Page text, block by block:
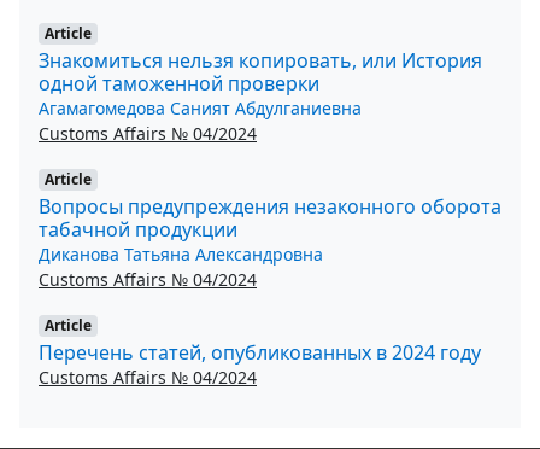
Article
Знакомиться нельзя копировать, или История
одной таможенной проверки
Агамагомедова Саният Абдулганиевна
Customs Affairs № 04/2024
Article
Вопросы предупреждения незаконного оборота
табачной продукции
Диканова Татьяна Александровна
Customs Affairs № 04/2024
Article
Перечень статей, опубликованных в 2024 году
Customs Affairs № 04/2024